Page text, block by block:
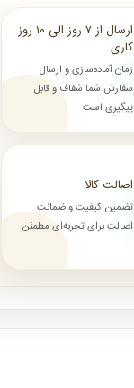
ارسال از ۷ روز الی ۱۰ روز
کاری
زمان آماده‌سازی و ارسال
سفارش شما شفاف و قابل
پیگیری است
اصالت کالا
تضمین کیفیت و ضمانت
اصالت برای تجربه‌ای مطمئن